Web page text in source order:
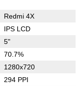
Redmi 4X
IPS LCD
5"
70.7%
1280x720
294 PPI